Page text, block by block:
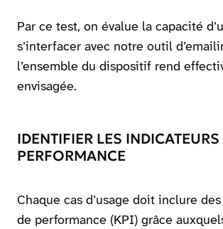
Par ce test, on évalue la capacité
s’interfacer avec notre outil
l’ensemble du dispositif rend
envisagée.
IDENTIFIER LES INDICATEURS
PERFORMANCE
Chaque cas d’usage doit inclure
de performance (KPI) grâce